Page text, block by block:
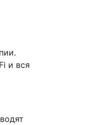
и вся